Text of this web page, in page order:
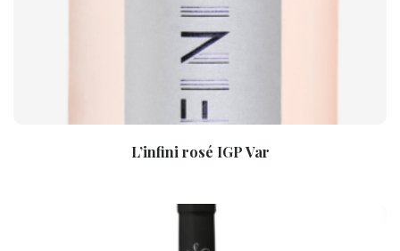
L’infini rosé IGP Var